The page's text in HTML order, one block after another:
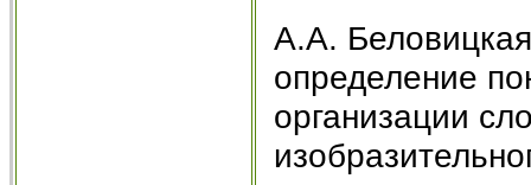
А.А.
определение
организации